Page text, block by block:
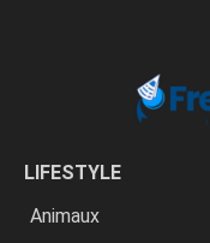
LIFESTYLE
Animaux